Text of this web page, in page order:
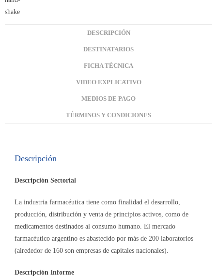
DESCRIPCIÓN
DESTINATARIOS
FICHA TÉCNICA
VIDEO EXPLICATIVO
MEDIOS DE PAGO
TÉRMINOS Y CONDICIONES
Descripción
Descripción Sectorial
La industria farmacéutica tiene como finalidad el desarrollo,
producción, distribución y venta de principios activos, como de
medicamentos destinados al consumo humano. El mercado
farmacéutico argentino es abastecido por más de 200 laboratorios
(alrededor de 160 son empresas de capitales nacionales).
Descripción Informe